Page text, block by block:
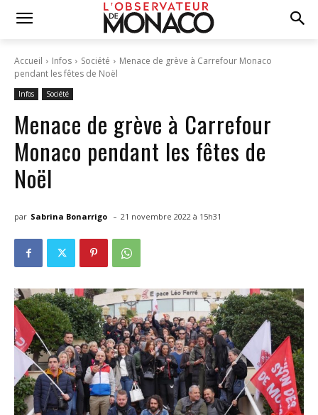
Accueil Infos Société
Menace de grève à Carrefour Monaco
pendant les fêtes de Noël
Infos Société
Menace de grève à Carrefour
Monaco pendant les fêtes de
Noël
par Sabrina Bonarrigo - 21 novembre 2022 à 15h31